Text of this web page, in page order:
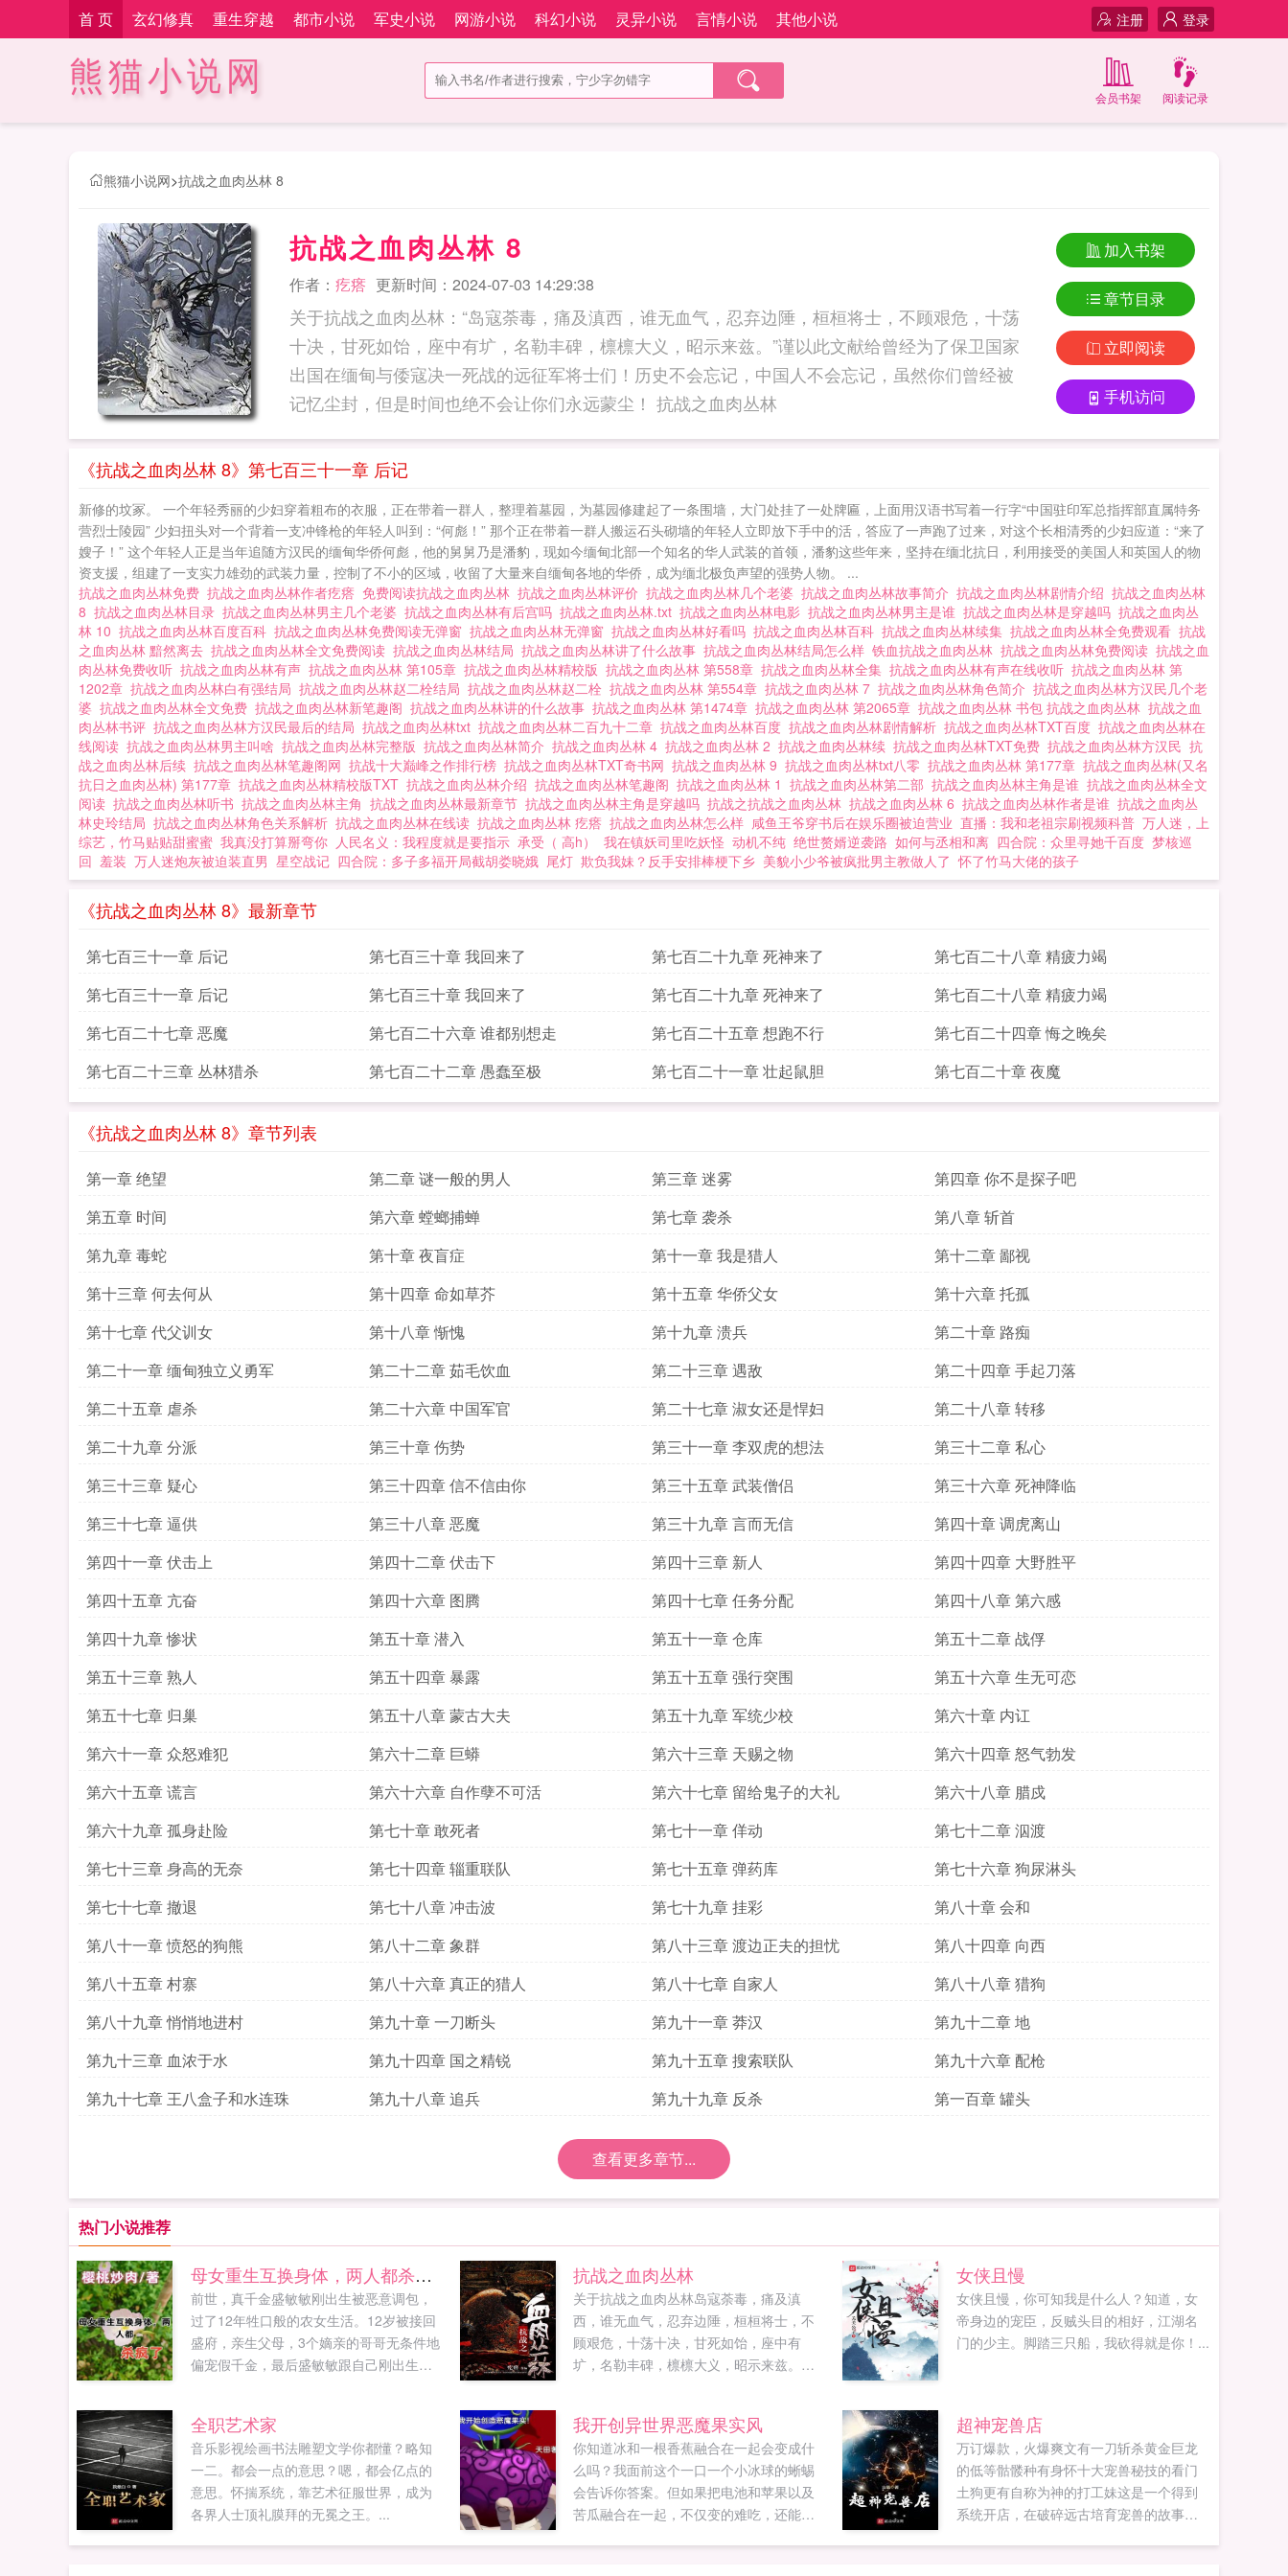
首 页 玄幻修真 重生穿越 都市小说 军史小说 网游小说 科幻小说 灵异小说 言情小说 其他小说 登录
注册
熊猫小说网 阅读记录
会员书架
熊猫小说网>抗战之血肉丛林 8
抗战之血肉丛林 8
作者： 疙瘩 更新时间：2024-07-03 14:29:38
关于抗战之血肉丛林：“岛寇荼毒，痛及滇西，谁无血气，忍弃边陲，桓桓将士，不顾艰危，十荡
十决，甘死如饴，座中有圹，名勒丰碑，檩檩大义，昭示来兹。”谨以此文献给曾经为了保卫国家
出国在缅甸与倭寇决一死战的远征军将士们！历史不会忘记，中国人不会忘记，虽然你们曾经被
记忆尘封，但是时间也绝不会让你们永远蒙尘！ 抗战之血肉丛林
加入书架
章节目录
立即阅读
手机访问
《抗战之血肉丛林 8》第七百三十一章 后记
新修的坟冢。 一个年轻秀丽的少妇穿着粗布的衣服，正在带着一群人，整理着墓园，为墓园修建起了一条围墙，大门处挂了一处牌匾，上面用汉语书写着一行字“中国驻印军总指挥部直属特务
营烈士陵园” 少妇扭头对一个背着一支冲锋枪的年轻人叫到：“何彪！” 那个正在带着一群人搬运石头砌墙的年轻人立即放下手中的活，答应了一声跑了过来，对这个长相清秀的少妇应道：“来了
嫂子！” 这个年轻人正是当年追随方汉民的缅甸华侨何彪，他的舅舅乃是潘豹，现如今缅甸北部一个知名的华人武装的首领，潘豹这些年来，坚持在缅北抗日，利用接受的美国人和英国人的物
资支援，组建了一支实力雄劲的武装力量，控制了不小的区域，收留了大量来自缅甸各地的华侨，成为缅北极负声望的强势人物。 ...
抗战之血肉丛林免费 抗战之血肉丛林作者疙瘩 免费阅读抗战之血肉丛林 抗战之血肉丛林评价 抗战之血肉丛林几个老婆 抗战之血肉丛林故事简介 抗战之血肉丛林剧情介绍 抗战之血肉丛林
8 抗战之血肉丛林目录 抗战之血肉丛林男主几个老婆 抗战之血肉丛林有后宫吗 抗战之血肉丛林.txt 抗战之血肉丛林电影 抗战之血肉丛林男主是谁 抗战之血肉丛林是穿越吗 抗战之血肉丛
林 10 抗战之血肉丛林百度百科 抗战之血肉丛林免费阅读无弹窗 抗战之血肉丛林无弹窗 抗战之血肉丛林好看吗 抗战之血肉丛林百科 抗战之血肉丛林续集 抗战之血肉丛林全免费观看 抗战
之血肉丛林 黯然离去 抗战之血肉丛林全文免费阅读 抗战之血肉丛林结局 抗战之血肉丛林讲了什么故事 抗战之血肉丛林结局怎么样 铁血抗战之血肉丛林 抗战之血肉丛林免费阅读 抗战之血
肉丛林免费收听 抗战之血肉丛林有声 抗战之血肉丛林 第105章 抗战之血肉丛林精校版 抗战之血肉丛林 第558章 抗战之血肉丛林全集 抗战之血肉丛林有声在线收听 抗战之血肉丛林 第
1202章 抗战之血肉丛林白有强结局 抗战之血肉丛林赵二栓结局 抗战之血肉丛林赵二栓 抗战之血肉丛林 第554章 抗战之血肉丛林 7 抗战之血肉丛林角色简介 抗战之血肉丛林方汉民几个老
婆 抗战之血肉丛林全文免费 抗战之血肉丛林新笔趣阁 抗战之血肉丛林讲的什么故事 抗战之血肉丛林 第1474章 抗战之血肉丛林 第2065章 抗战之血肉丛林 书包 抗战之血肉丛林 抗战之血
肉丛林书评 抗战之血肉丛林方汉民最后的结局 抗战之血肉丛林txt 抗战之血肉丛林二百九十二章 抗战之血肉丛林百度 抗战之血肉丛林剧情解析 抗战之血肉丛林TXT百度 抗战之血肉丛林在
线阅读 抗战之血肉丛林男主叫啥 抗战之血肉丛林完整版 抗战之血肉丛林简介 抗战之血肉丛林 4 抗战之血肉丛林 2 抗战之血肉丛林续 抗战之血肉丛林TXT免费 抗战之血肉丛林方汉民 抗
战之血肉丛林后续 抗战之血肉丛林笔趣阁网 抗战十大巅峰之作排行榜 抗战之血肉丛林TXT奇书网 抗战之血肉丛林 9 抗战之血肉丛林txt八零 抗战之血肉丛林 第177章 抗战之血肉丛林(又名
抗日之血肉丛林) 第177章 抗战之血肉丛林精校版TXT 抗战之血肉丛林介绍 抗战之血肉丛林笔趣阁 抗战之血肉丛林 1 抗战之血肉丛林第二部 抗战之血肉丛林主角是谁 抗战之血肉丛林全文
阅读 抗战之血肉丛林听书 抗战之血肉丛林主角 抗战之血肉丛林最新章节 抗战之血肉丛林主角是穿越吗 抗战之抗战之血肉丛林 抗战之血肉丛林 6 抗战之血肉丛林作者是谁 抗战之血肉丛
林史玲结局 抗战之血肉丛林角色关系解析 抗战之血肉丛林在线读 抗战之血肉丛林 疙瘩 抗战之血肉丛林怎么样 咸鱼王爷穿书后在娱乐圈被迫营业 直播：我和老祖宗刷视频科普 万人迷，上
综艺，竹马贴贴甜蜜蜜 我真没打算掰弯你 人民名义：我程度就是要指示 承受（ 高h） 我在镇妖司里吃妖怪 动机不纯 绝世赘婿逆袭路 如何与丞相和离 四合院：众里寻她千百度 梦核巡
回 羞装 万人迷炮灰被迫装直男 星空战记 四合院：多子多福开局截胡娄晓娥 尾灯 欺负我妹？反手安排棒梗下乡 美貌小少爷被疯批男主教做人了 怀了竹马大佬的孩子
《抗战之血肉丛林 8》最新章节
第七百三十一章 后记 第七百三十章 我回来了 第七百二十九章 死神来了
第七百二十八章 精疲力竭
第七百三十一章 后记
第七百三十章 我回来了 第七百二十九章 死神来了
第七百二十八章 精疲力竭
第七百二十七章 恶魔
第七百二十六章 谁都别想走 第七百二十五章 想跑不行
第七百二十四章 悔之晚矣
第七百二十三章 丛林猎杀
第七百二十二章 愚蠢至极 第七百二十一章 壮起鼠胆 第七百二十章 夜魔
《抗战之血肉丛林 8》章节列表
第一章 绝望 第二章 谜一般的男人 第三章 迷雾
第四章 你不是探子吧
第五章 时间
第六章 螳螂捕蝉 第七章 袭杀
第八章 斩首
第九章 毒蛇
第十章 夜盲症 第十一章 我是猎人
第十二章 鄙视
第十三章 何去何从
第十四章 命如草芥 第十五章 华侨父女
第十六章 托孤
第十七章 代父训女
第十八章 惭愧 第十九章 溃兵
第二十章 路痴
第二十一章 缅甸独立义勇军
第二十二章 茹毛饮血 第二十三章 遇敌
第二十四章 手起刀落
第二十五章 虐杀
第二十六章 中国军官 第二十七章 淑女还是悍妇
第二十八章 转移
第二十九章 分派
第三十章 伤势 第三十一章 李双虎的想法
第三十二章 私心
第三十三章 疑心
第三十四章 信不信由你 第三十五章 武装僧侣
第三十六章 死神降临
第三十七章 逼供
第三十八章 恶魔 第三十九章 言而无信
第四十章 调虎离山
第四十一章 伏击上
第四十二章 伏击下 第四十三章 新人
第四十四章 大野胜平
第四十五章 亢奋
第四十六章 图腾 第四十七章 任务分配
第四十八章 第六感
第四十九章 惨状
第五十章 潜入 第五十一章 仓库
第五十二章 战俘
第五十三章 熟人
第五十四章 暴露 第五十五章 强行突围
第五十六章 生无可恋
第五十七章 归巢
第五十八章 蒙古大夫 第五十九章 军统少校
第六十章 内讧
第六十一章 众怒难犯
第六十二章 巨蟒 第六十三章 天赐之物
第六十四章 怒气勃发
第六十五章 谎言
第六十六章 自作孽不可活 第六十七章 留给鬼子的大礼
第六十八章 腊戍
第六十九章 孤身赴险
第七十章 敢死者 第七十一章 佯动
第七十二章 泅渡
第七十三章 身高的无奈
第七十四章 辎重联队 第七十五章 弹药库
第七十六章 狗尿淋头
第七十七章 撤退
第七十八章 冲击波 第七十九章 挂彩
第八十章 会和
第八十一章 愤怒的狗熊
第八十二章 象群 第八十三章 渡边正夫的担忧
第八十四章 向西
第八十五章 村寨
第八十六章 真正的猎人 第八十七章 自家人
第八十八章 猎狗
第八十九章 悄悄地进村
第九十章 一刀断头 第九十一章 莽汉
第九十二章 地
第九十三章 血浓于水
第九十四章 国之精锐 第九十五章 搜索联队
第九十六章 配枪
第九十七章 王八盒子和水连珠
第九十八章 追兵 第九十九章 反杀 第一百章 罐头
查看更多章节...
热门小说推荐
母女重生互换身体，两人都杀疯了
前世，真千金盛敏敏刚出生被恶意调包，
过了12年牲口般的农女生活。12岁被接回
盛府，亲生父母，3个嫡亲的哥哥无条件地
偏宠假千金，最后盛敏敏跟自己刚出生的
整死假千金，3个哥哥跟所有仇人盛敏敏心
情不爽逆子，逆女，跪下！扑通几...
抗战之血肉丛林
关于抗战之血肉丛林岛寇荼毒，痛及滇
西，谁无血气，忍弃边陲，桓桓将士，不
顾艰危，十荡十决，甘死如饴，座中有
圹，名勒丰碑，檩檩大义，昭示来兹。谨
会忘记，中国人不会忘记，虽然你们曾经
被记忆尘封，但是时间也绝不会让你们永
远蒙尘！...
女侠且慢
女侠且慢，你可知我是什么人？知道，女
帝身边的宠臣，反贼头目的相好，江湖名
门的少主。脚踏三只船，我砍得就是你！...
全职艺术家
音乐影视绘画书法雕塑文学你都懂？略知
一二。都会一点的意思？嗯，都会亿点的
意思。怀揣系统，靠艺术征服世界，成为
各界人士顶礼膜拜的无冕之王。...
我开创异世界恶魔果实风
你知道冰和一根香蕉融合在一起会变成什
么吗？我面前这个一口一个小冰球的蜥蜴
会告诉你答案。但如果把电池和苹果以及
苦瓜融合在一起，不仅变的难吃，还能让
超神宠兽店
万订爆款，火爆爽文有一刀斩杀黄金巨龙
的低等骷髅种有身怀十大宠兽秘技的看门
土狗更有自称为神的打工妹这是一个得到
系统开店，在破碎远古培育宠兽的故事。